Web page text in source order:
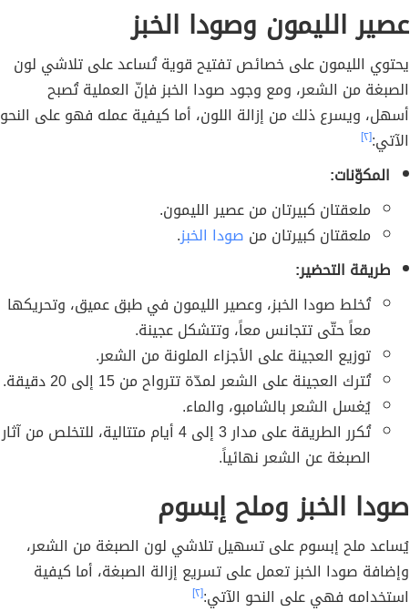
عصير الليمون وصودا الخبز
يحتوي الليمون على خصائص تفتيح قوية تُساعد على تلاشي لون
الصبغة من الشعر، ومع وجود صودا الخبز فإنّ العملية تُصبح
أسهل، ويسرع ذلك من إزالة اللون، أما كيفية عمله فهو على النحو
الآتي:[٢]
المكوّنات:
ملعقتان كبيرتان من عصير الليمون.
ملعقتان كبيرتان من صودا الخبز.
طريقة التحضير:
تُخلط صودا الخبز، وعصير الليمون في طبق عميق، وتحريكها
معاً حتّى تتجانس معاً، وتتشكل عجينة.
توزيع العجينة على الأجزاء الملونة من الشعر.
تُترك العجينة على الشعر لمدّة تترواح من 15 إلى 20 دقيقة.
يُغسل الشعر بالشامبو، والماء.
تُكرر الطريقة على مدار 3 إلى 4 أيام متتالية، للتخلص من آثار
الصبغة عن الشعر نهائياً.
صودا الخبز وملح إبسوم
يُساعد ملح إبسوم على تسهيل تلاشي لون الصبغة من الشعر،
وإضافة صودا الخبز تعمل على تسريع إزالة الصبغة، أما كيفية
استخدامه فهي على النحو الآتي:[٢]